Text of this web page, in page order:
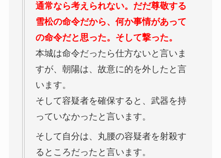
通常なら考えられない。だだ尊敬する
雪松の命令だから、何か事情があって
の命令だと思った。そして撃った。
本城は命令だったら仕方ないと言いま
すが、朝陽は、故意に的を外したと言
います。
そして容疑者を確保すると、武器を持
っていなかったと言います。
そして自分は、丸腰の容疑者を射殺す
るところだったと言います。